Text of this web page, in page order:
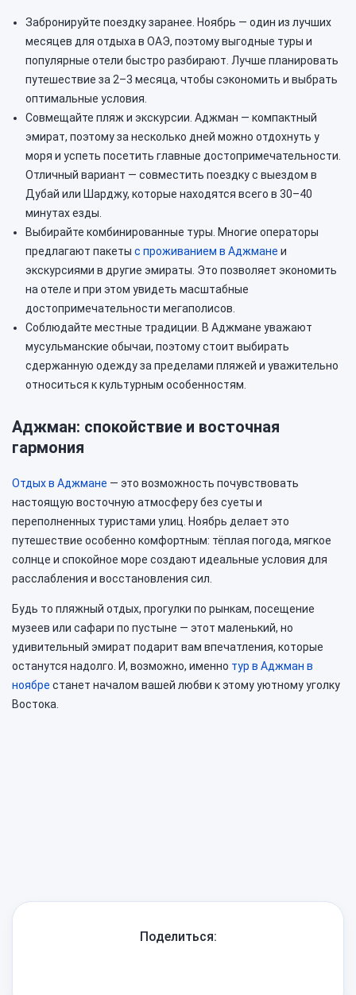
Забронируйте поездку заранее. Ноябрь — один из лучших
месяцев для отдыха в ОАЭ, поэтому выгодные туры и
популярные отели быстро разбирают. Лучше планировать
путешествие за 2–3 месяца, чтобы сэкономить и выбрать
оптимальные условия.
Совмещайте пляж и экскурсии. Аджман — компактный
эмират, поэтому за несколько дней можно отдохнуть у
моря и успеть посетить главные достопримечательности.
Отличный вариант — совместить поездку с выездом в
Дубай или Шарджу, которые находятся всего в 30–40
минутах езды.
Выбирайте комбинированные туры. Многие операторы
предлагают пакеты с проживанием в Аджмане и
экскурсиями в другие эмираты. Это позволяет экономить
на отеле и при этом увидеть масштабные
достопримечательности мегаполисов.
Соблюдайте местные традиции. В Аджмане уважают
мусульманские обычаи, поэтому стоит выбирать
сдержанную одежду за пределами пляжей и уважительно
относиться к культурным особенностям.
Аджман: спокойствие и восточная
гармония
Отдых в Аджмане — это возможность почувствовать
настоящую восточную атмосферу без суеты и
переполненных туристами улиц. Ноябрь делает это
путешествие особенно комфортным: тёплая погода, мягкое
солнце и спокойное море создают идеальные условия для
расслабления и восстановления сил.
Будь то пляжный отдых, прогулки по рынкам, посещение
музеев или сафари по пустыне — этот маленький, но
удивительный эмират подарит вам впечатления, которые
останутся надолго. И, возможно, именно тур в Аджман в
ноябре станет началом вашей любви к этому уютному уголку
Востока.
Нужна
помощь?
Поделиться: